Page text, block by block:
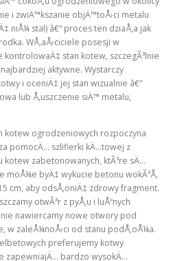
i zwiÄ™kszanie objÄ™toÅ›ci metalu
niÅ¼ stal) â€“ proces ten dziaÅ‚a jak
WÅ‚aÅ›ciciele posesji w
stan kotew, szczegÃ³lnie
aktywne. Wystarczy
i oceniÄ‡ jej stan wizualnie â€“
lub Å‚uszczenie siÄ™ metalu,
kotew ogrodzeniowych rozpoczyna
pomocÄ… szlifierki kÄ…towej z
zabetonowanych, ktÃ³re sÄ…
moÅ¼e byÄ‡ wykucie betonu wokÃ³Å‚
cm, aby odsÅ‚oniÄ‡ zdrowy fragment.
otwÃ³r z pyÅ‚u i luÅºnych
nawiercamy nowe otwory pod
zaleÅ¼noÅ›ci od stanu podÅ‚oÅ¼a.
preferujemy kotwy
zapewniajÄ… bardzo wysokÄ…